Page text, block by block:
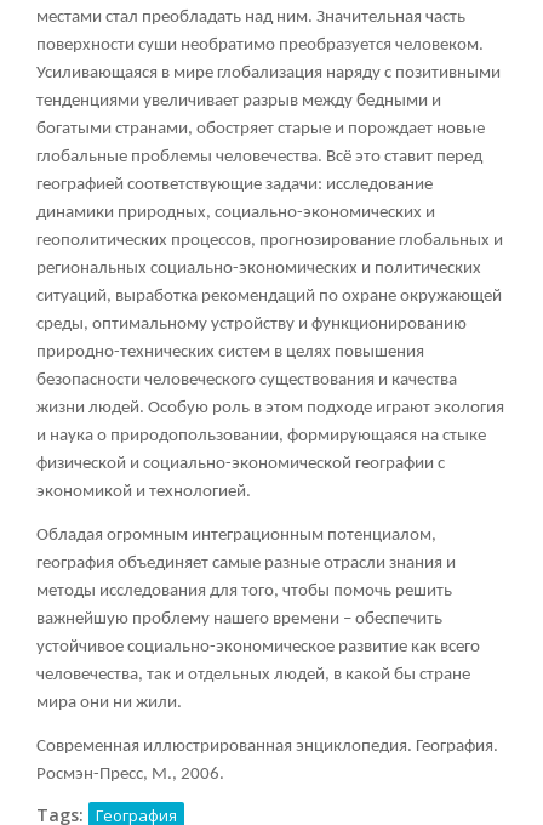
местами стал преобладать над ним. Значительная часть
поверхности суши необратимо преобразуется человеком.
Усиливающаяся в мире глобализация наряду с позитивными
тенденциями увеличивает разрыв между бедными и
богатыми странами, обостряет старые и порождает новые
глобальные проблемы человечества. Всё это ставит перед
географией соответствующие задачи: исследование
динамики природных, социально-экономических и
геополитических процессов, прогнозирование глобальных и
региональных социально-экономических и политических
ситуаций, выработка рекомендаций по охране окружающей
среды, оптимальному устройству и функционированию
природно-технических систем в целях повышения
безопасности человеческого существования и качества
жизни людей. Особую роль в этом подходе играют экология
и наука о природопользовании, формирующаяся на стыке
физической и социально-экономической географии с
экономикой и технологией.
Обладая огромным интеграционным потенциалом,
география объединяет самые разные отрасли знания и
методы исследования для того, чтобы помочь решить
важнейшую проблему нашего времени – обеспечить
устойчивое социально-экономическое развитие как всего
человечества, так и отдельных людей, в какой бы стране
мира они ни жили.
Современная иллюстрированная энциклопедия. География.
Росмэн-Пресс, М., 2006.
Tags: География